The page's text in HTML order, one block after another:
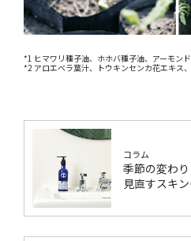
*1 ヒマワリ種子油、ホホバ種子油、アーモン
*2 アロエベラ葉汁、トウキンセンカ花エキス
コラム
季節の変わ
見直すスキ